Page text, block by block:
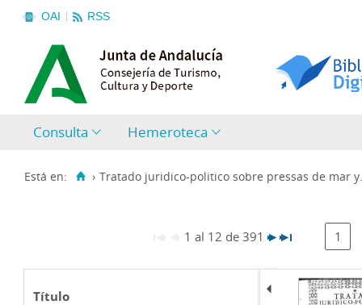
OAI RSS
Consulta Hemeroteca
Está en: › Tratado juridico-politico sobre pressas de mar
1 al 12 de 391 1
Título